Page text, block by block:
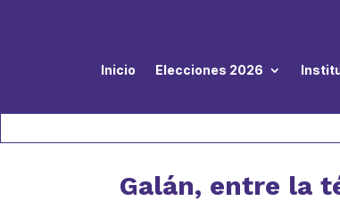
Inicio Elecciones 2026
Galán, entre la